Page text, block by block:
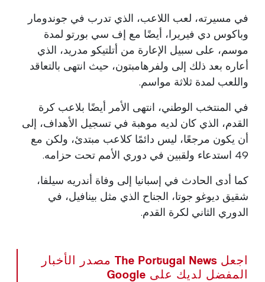
في مسيرته، لعب اللاعب، الذي تدرب في جوندومار
وباكوس دي فيريرا، أيضًا مع إف سي بورتو لمدة
موسم، على سبيل الإعارة من أتلتيكو مدريد، الذي
أعاره بعد ذلك إلى ولفرهامبتون، حيث انتهى بالتعاقد
واللعب لمدة ثلاثة مواسم.
في المنتخب الوطني، انتهى الأمر أيضًا بلاعب كرة
القدم، الذي كان لديه موهبة في تسجيل الأهداف، إلى
أن يكون مرجعًا، ليس دائمًا كلاعب مبتدئ، ولكن مع
49 استدعاء ولقبين في دوري الأمم تحت حزامه.
كما أدى الحادث في إسبانيا إلى وفاة أندريه سيلفا،
شقيق ديوغو جوتا، الجناح الذي مثل بينافيل، في
الدوري الثاني لكرة القدم.
اجعل The Portugal News مصدر الأخبار
المفضل لديك على Google